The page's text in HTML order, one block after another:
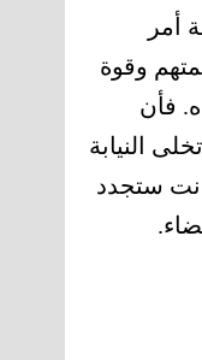
أمر
وقوة
فأن
النيابة
ستجدد